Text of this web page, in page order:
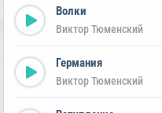
Волки
Виктор Тюменский
Германия
Виктор Тюменский